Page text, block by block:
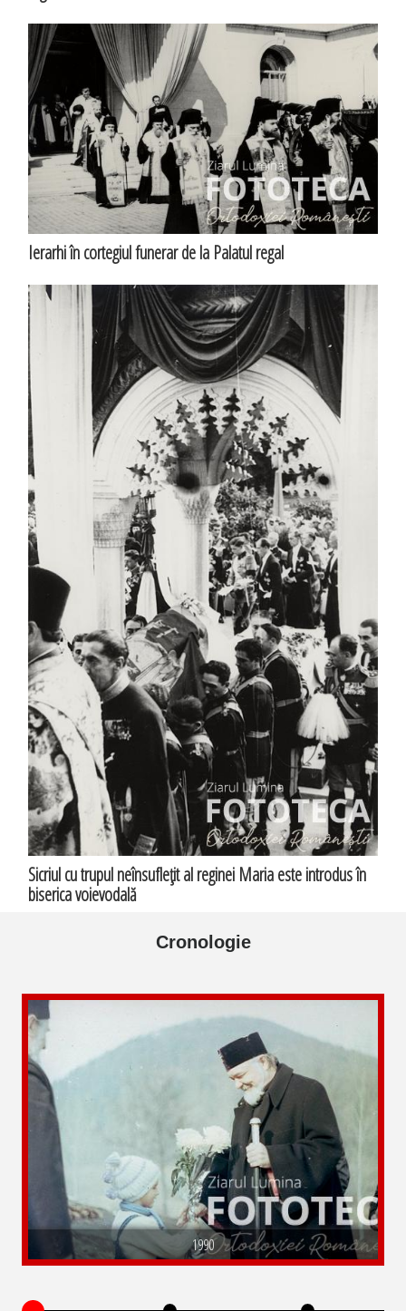
Ierarhi în cortegiul funerar de la Palatul regal
Sicriul cu trupul neînsufleţit al reginei Maria este introdus în
biserica voievodală
Cronologie
1990